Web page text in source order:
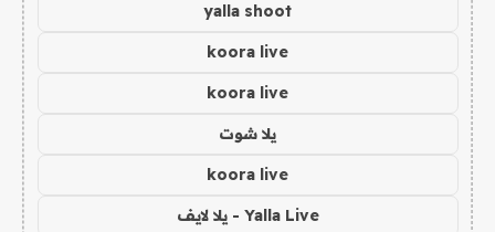
yalla shoot
koora live
koora live
يلا شوت
koora live
Yalla Live - يلا لايف